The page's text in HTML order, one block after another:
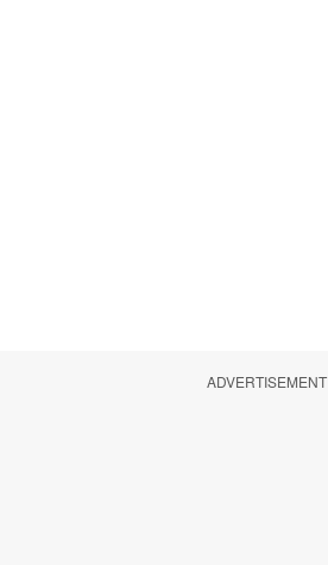
ADVERTISEMENT